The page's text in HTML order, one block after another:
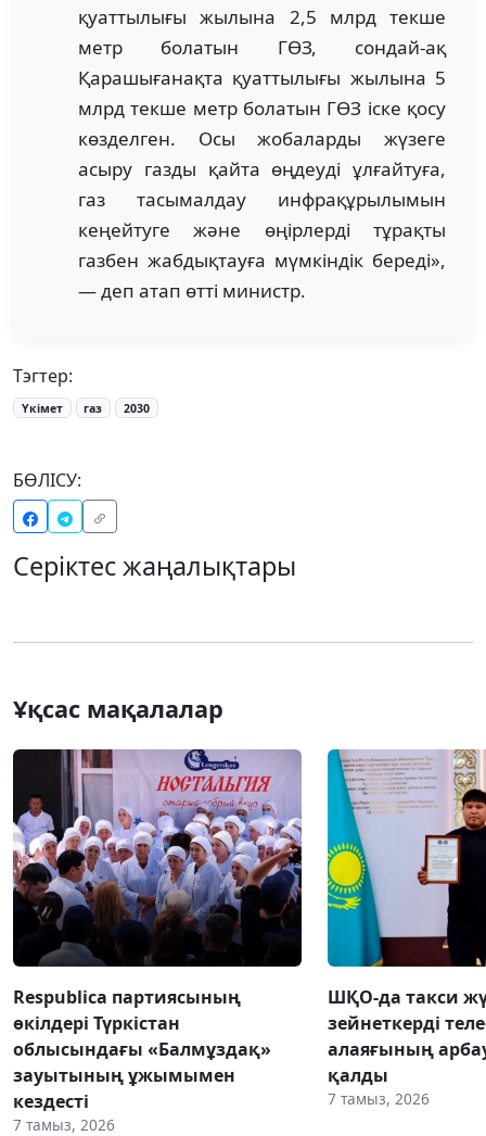
қуаттылығы жылына 2,5 млрд текше
метр болатын ГӨЗ, сондай-ақ
Қарашығанақта қуаттылығы жылына 5
млрд текше метр болатын ГӨЗ іске қосу
көзделген. Осы жобаларды жүзеге
асыру газды қайта өңдеуді ұлғайтуға,
газ тасымалдау инфрақұрылымын
кеңейтуге және өңірлерді тұрақты
газбен жабдықтауға мүмкіндік береді»,
— деп атап өтті министр.
Тэгтер:
Үкімет газ 2030
БӨЛІСУ:
Серіктес жаңалықтары
Ұқсас мақалалар
Respublica партиясының
өкілдері Түркістан
облысындағы «Балмұздақ»
зауытының ұжымымен
кездесті
7 тамыз, 2026
ШҚО-да такси
зейнеткерді
алаяғының
қалды
7 тамыз, 2026